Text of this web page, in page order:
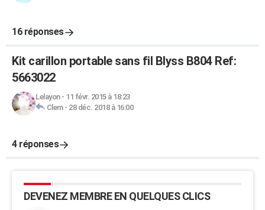
16 réponses
Kit carillon portable sans fil Blyss B804 Ref:
5663022
Lelayon- 11 févr. 2015 à 18:23
Clem- 28 déc. 2018 à 16:00
4 réponses
DEVENEZ MEMBRE EN QUELQUES CLICS